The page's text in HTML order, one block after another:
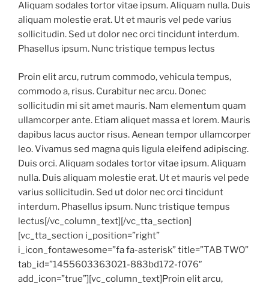
Aliquam sodales tortor vitae ipsum. Aliquam nulla. Duis
aliquam molestie erat. Ut et mauris vel pede varius
sollicitudin. Sed ut dolor nec orci tincidunt interdum.
Phasellus ipsum. Nunc tristique tempus lectus
Proin elit arcu, rutrum commodo, vehicula tempus,
commodo a, risus. Curabitur nec arcu. Donec
sollicitudin mi sit amet mauris. Nam elementum quam
ullamcorper ante. Etiam aliquet massa et lorem. Mauris
dapibus lacus auctor risus. Aenean tempor ullamcorper
leo. Vivamus sed magna quis ligula eleifend adipiscing.
Duis orci. Aliquam sodales tortor vitae ipsum. Aliquam
nulla. Duis aliquam molestie erat. Ut et mauris vel pede
varius sollicitudin. Sed ut dolor nec orci tincidunt
interdum. Phasellus ipsum. Nunc tristique tempus
lectus[/vc_column_text][/vc_tta_section]
[vc_tta_section i_position=”right”
i_icon_fontawesome=”fa fa-asterisk” title=”TAB TWO”
tab_id=”1455603363021-883bd172-f076″
add_icon=”true”][vc_column_text]Proin elit arcu,